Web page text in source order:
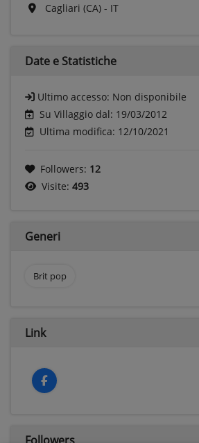
Cagliari (CA) - IT
Date e Statistiche
Ultimo accesso: Non disponibile
Su Villaggio dal: 19/03/2012
Ultima modifica: 12/10/2021
Followers: 12
Visite: 493
Generi
Brit pop
Link